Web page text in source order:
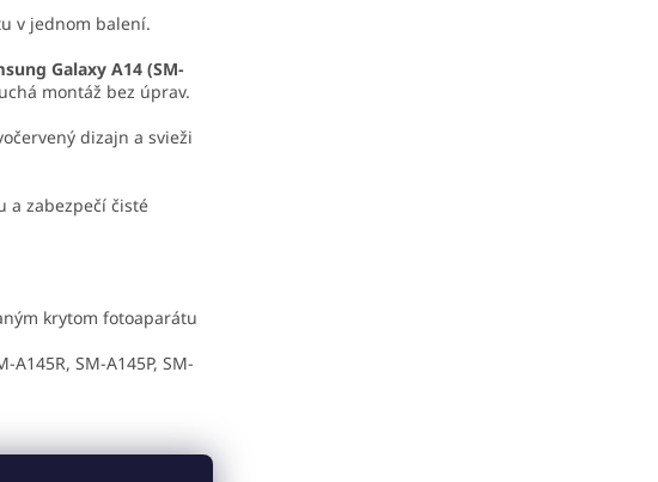
v jednom balení.
Galaxy A14 (SM-
montáž bez úprav.
dizajn a svieži
a zabezpečí čisté
krytom fotoaparátu
A145R, SM-A145P, SM-